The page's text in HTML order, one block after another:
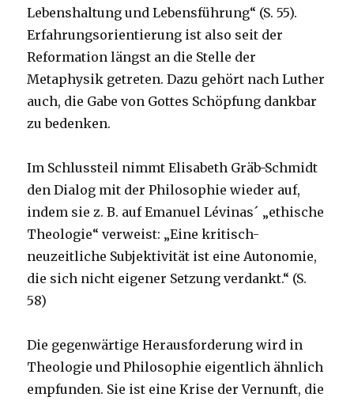
Lebenshaltung und Lebensführung“ (S. 55).
Erfahrungsorientierung ist also seit der
Reformation längst an die Stelle der
Metaphysik getreten. Dazu gehört nach Luther
auch, die Gabe von Gottes Schöpfung dankbar
zu bedenken.
Im Schlussteil nimmt Elisabeth Gräb-Schmidt
den Dialog mit der Philosophie wieder auf,
indem sie z. B. auf Emanuel Lévinas´ „ethische
Theologie“ verweist: „Eine kritisch-
neuzeitliche Subjektivität ist eine Autonomie,
die sich nicht eigener Setzung verdankt.“ (S.
58)
Die gegenwärtige Herausforderung wird in
Theologie und Philosophie eigentlich ähnlich
empfunden. Sie ist eine Krise der Vernunft, die